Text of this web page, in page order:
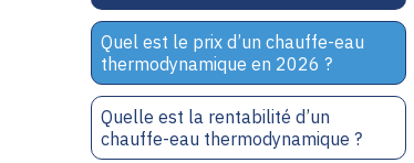
Quel est le prix d’un chauffe-eau
thermodynamique en 2026 ?
Quelle est la rentabilité d’un
chauffe-eau thermodynamique ?